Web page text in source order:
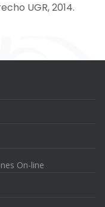
UGR, 2014.
On-line